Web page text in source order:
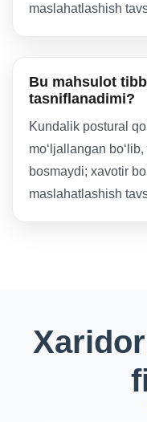
maslahatlashish
Bu mahsulot
tasniflanadimi?
Kundalik postural
moʻljallangan
bosmaydi; xavotir
maslahatlashish